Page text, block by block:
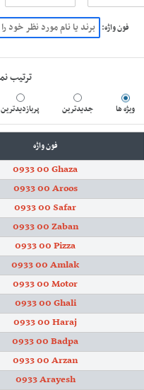
فون واژه:
ترتیب
ویژه ها جدیدترین پربازدیدترین
فون واژه
0933 00 Ghaza
0933 00 Aroos
0933 00 Safar
0933 00 Zaban
0933 00 Pizza
0933 00 Amlak
0933 00 Motor
0933 00 Ghali
0933 00 Haraj
0933 00 Badpa
0933 00 Arzan
0933 Arayesh